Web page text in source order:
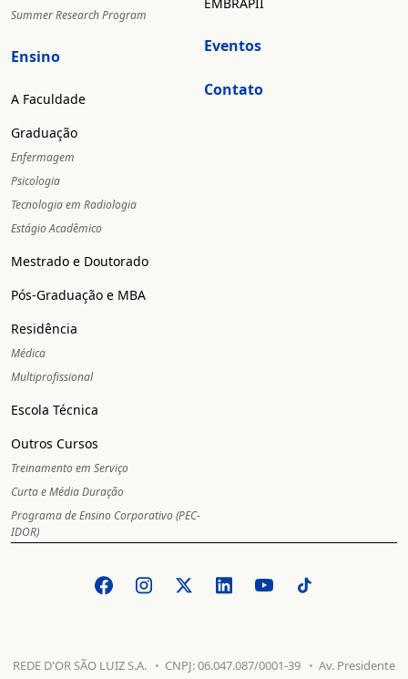
Summer Research Program
Ensino
A Faculdade
Graduação
Enfermagem
Psicologia
Tecnologia em Radiologia
Estágio Acadêmico
Mestrado e Doutorado
Pós-Graduação e MBA
Residência
Médica
Multiprofissional
Escola Técnica
Outros Cursos
Treinamento em Serviço
Curta e Média Duração
Programa de Ensino Corporativo (PEC-
IDOR)
Eventos
Contato
REDE D'OR SÃO LUIZ S.A. CNPJ: 06.047.087/0001-39
Av. Presidente